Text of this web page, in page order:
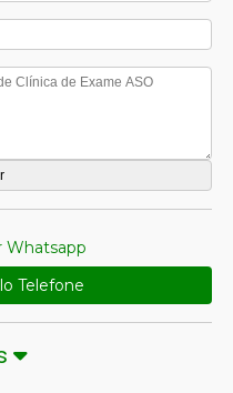
Whatsapp
Telefone